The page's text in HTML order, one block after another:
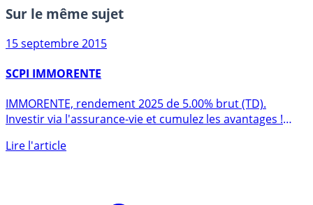
Sur le même sujet
IMMORENTE, rendement 2025 de 5.00% brut (TD).
Investir via l'assurance-vie et cumulez les avantages !
Quel(s) (...)